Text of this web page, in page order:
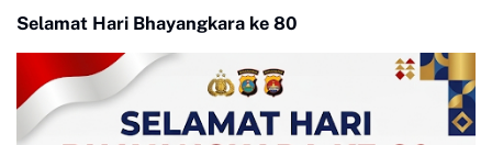
Selamat Hari Bhayangkara ke 80